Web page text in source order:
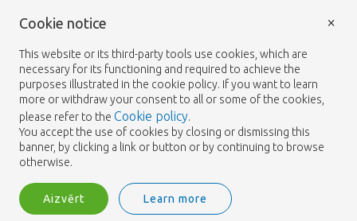
Cookie notice
This website or its third-party tools use cookies, which are
necessary for its functioning and required to achieve the
purposes illustrated in the cookie policy. If you want to learn
more or withdraw your consent to all or some of the cookies,
please refer to the Cookie policy.
You accept the use of cookies by closing or dismissing this
banner, by clicking a link or button or by continuing to browse
otherwise.
Aizvērt Learn more
×